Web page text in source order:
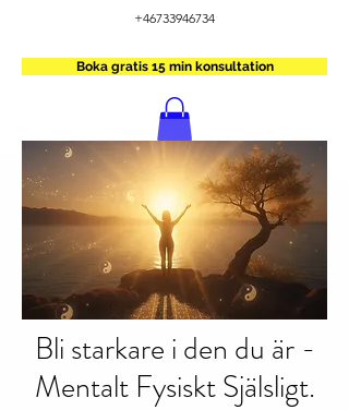
+46733946734
Boka gratis 15 min konsultation
Bli starkare i den du är -
Mentalt Fysiskt Själsligt.